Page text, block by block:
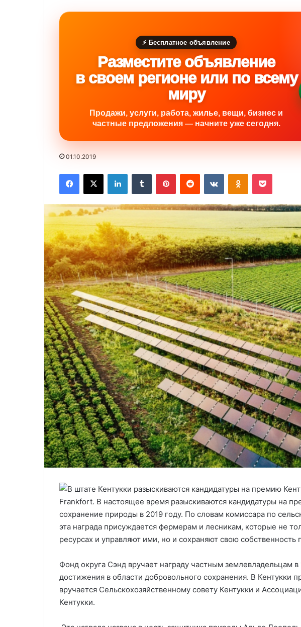
⚡ Бесплатное объявление
Разместите объявление
в своем регионе или по всему
миру
Продажи, услуги, работа, жилье, вещи, бизнес и
частные предложения — начните уже сегодня.
01.10.2019
Frankfort. В настоящее время разыскиваются кандидатуры на
сохранение природы в 2019 году. По словам комиссара по
эта награда присуждается фермерам и лесникам, которые не
ресурсах и управляют ими, но и сохраняют свою собственность
Фонд округа Сэнд вручает награду частным землевладельцам
достижения в области добровольного сохранения. В Кентукки
вручается Сельскохозяйственному совету Кентукки и
Кентукки.